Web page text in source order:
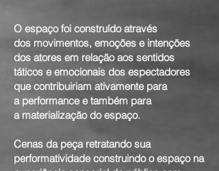
O espaço foi construído através
dos movimentos, emoções e intenções
dos atores em relação aos sentidos
táticos e emocionais dos espectadores
que contribuiriam ativamente para
a performance e também para
a materialização do espaço.
Cenas da peça retratando sua
performatividade construindo o espaço na